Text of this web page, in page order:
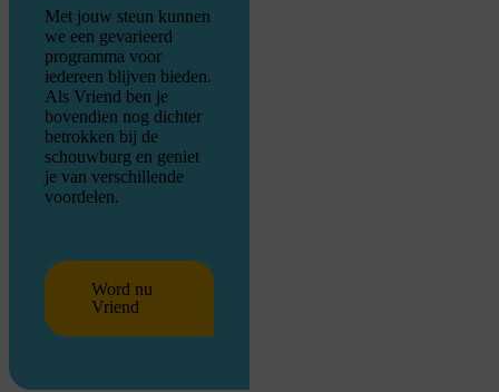
Met jouw steun kunnen
we een gevarieerd
programma voor
iedereen blijven bieden.
Als Vriend ben je
bovendien nog dichter
betrokken bij de
schouwburg en geniet
je van verschillende
voordelen.
Word nu
Vriend